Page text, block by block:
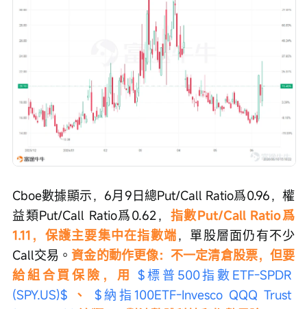
Cboe數據顯示，6月9日總Put/Call Ratio爲0.96，權
益類Put/Call Ratio爲0.62， 指數Put/Call Ratio爲
1.11，保護主要集中在指數端，單股層面仍有不少
Call交易。資金的動作更像：不一定清倉股票，但要
給組合買保險，用 $標普500指數ETF-SPDR
(SPY.US)$ 、 $納指100ETF-Invesco QQQ Trust